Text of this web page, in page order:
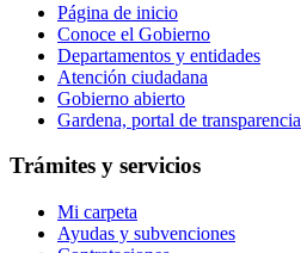
Página de inicio
Conoce el Gobierno
Departamentos y entidades
Atención ciudadana
Gobierno abierto
Gardena, portal de transparencia
Trámites y servicios
Mi carpeta
Ayudas y subvenciones